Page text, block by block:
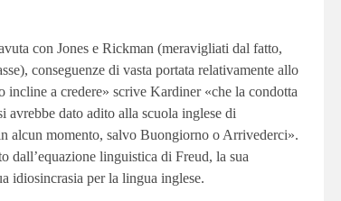
con Jones e Rickman (meravigliati dal fatto,
conseguenze di vasta portata relativamente allo
a credere» scrive Kardiner «che la condotta
dato adito alla scuola inglese di
alcun momento, salvo Buongiorno o Arrivederci».
dall’equazione linguistica di Freud, la sua
idiosincrasia per la lingua inglese.